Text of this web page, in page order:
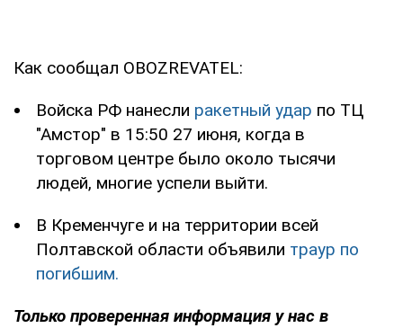
Как сообщал OBOZREVATEL:
Войска РФ нанесли ракетный удар по ТЦ
"Амстор" в 15:50 27 июня, когда в
торговом центре было около тысячи
людей, многие успели выйти.
В Кременчуге и на территории всей
Полтавской области объявили траур по
погибшим.
Только проверенная информация у нас в